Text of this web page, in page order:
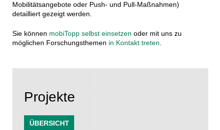
Mobilitätsangebote oder Push- und Pull-Maßnahmen)
detailliert gezeigt werden.
Sie können mobiTopp selbst einsetzen oder mit uns zu
möglichen Forschungsthemen in Kontakt treten.
Projekte
ÜBERSICHT